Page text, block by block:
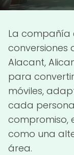
La compañía
conversiones
Alacant,
para
móviles,
cada
compromiso,
como una
área.